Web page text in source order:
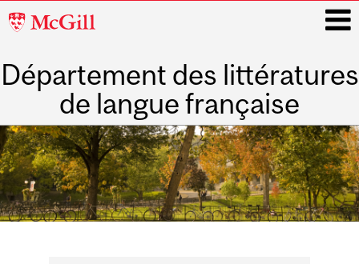
McGill
Département des littératures
de langue française
i
Main
navigation